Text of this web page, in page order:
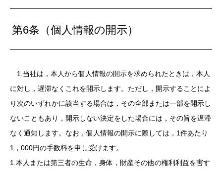
第6条（個人情報の開示）
1.当社は，本人から個人情報の開示を求められたときは，本人
に対し，遅滞なくこれを開示します。ただし，開示することによ
り次のいずれかに該当する場合は，その全部または一部を開示し
ないこともあり，開示しない決定をした場合には，その旨を遅滞
なく通知します。なお，個人情報の開示に際しては，1件あたり
1，000円の手数料を申し受けます。
1.本人または第三者の生命，身体，財産その他の権利利益を害す